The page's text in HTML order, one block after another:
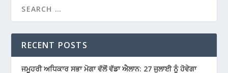
RECENT POSTS
ਜਮੂਹਰੀ ਅਧਿਕਾਰ ਸਭਾ ਮੋਗਾ ਵੱਲੋਂ ਵੱਡਾ ਐਲਾਨ: 27 ਜੁਲਾਈ ਨੂੰ ਹੋਵੇਗਾ